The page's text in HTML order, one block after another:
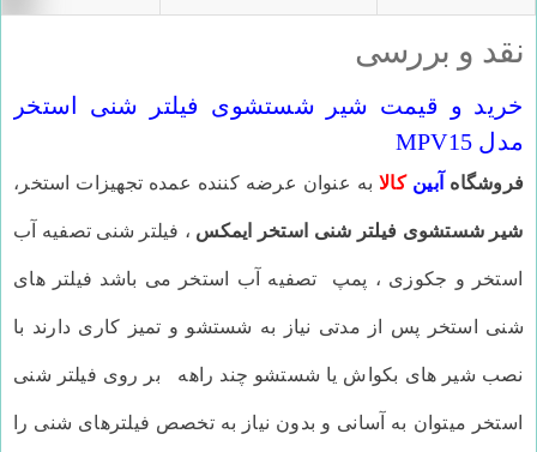
نقد و بررسی
خرید و قیمت شیر شستشوی فیلتر شنی استخر
مدل MPV15
فروشگاه آبین کالا به عنوان عرضه کننده عمده تجهیزات استخر،
شیر شستشوی فیلتر شنی استخر ایمکس ، فیلتر شنی تصفیه آب
استخر و جکوزی ، پمپ تصفیه آب استخر می باشد فیلتر های
شنی استخر پس از مدتی نیاز به شستشو و تمیز کاری دارند با
نصب شیر های بکواش یا شستشو چند راهه بر روی فیلتر شنی
استخر میتوان به آسانی و بدون نیاز به تخصص فیلترهای شنی را